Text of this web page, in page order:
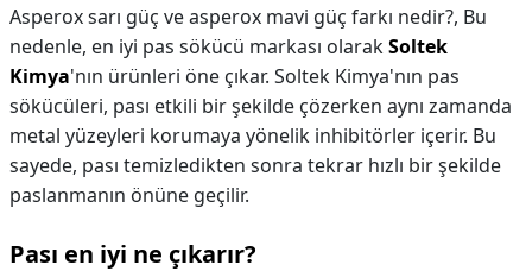
Asperox sarı güç ve asperox mavi güç farkı nedir?, Bu
nedenle, en iyi pas sökücü markası olarakSoltek
Kimya'nın ürünleri öne çıkar. Soltek Kimya'nın pas
sökücüleri, pası etkili bir şekilde çözerken aynı zamanda
metal yüzeyleri korumaya yönelik inhibitörler içerir. Bu
sayede, pası temizledikten sonra tekrar hızlı bir şekilde
paslanmanın önüne geçilir.
Pası en iyi ne çıkarır?